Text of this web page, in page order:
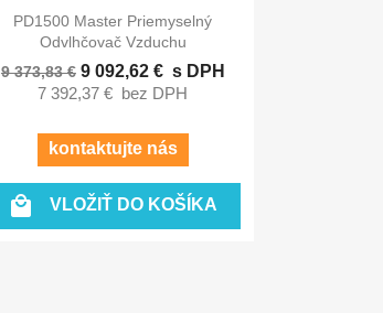
Rýchly náhľad
PD1500 Master Priemyselný
Odvlhčovač Vzduchu
9 373,83 € 9 092,62 € s DPH
7 392,37 € bez DPH
kontaktujte nás
 VLOŽIŤ DO KOŠÍKA